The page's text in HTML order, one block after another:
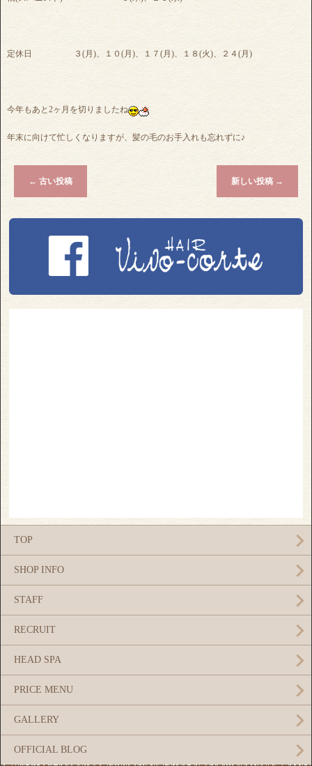
定休日 ３(月)、１０(月)、１７(月)、１８(火)、２４(月)
今年もあと2ヶ月を切りましたね
年末に向けて忙しくなりますが、髪の毛のお手入れも忘れずに♪
← 古い投稿 新しい投稿 →
TOP
SHOP INFO
STAFF
RECRUIT
HEAD SPA
PRICE MENU
GALLERY
OFFICIAL BLOG